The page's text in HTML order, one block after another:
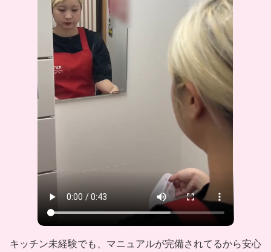
キッチン未経験でも、マニュアルが完備されてるから安心